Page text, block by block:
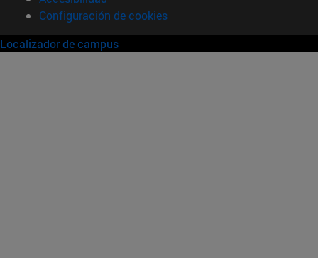
Configuración de cookies
Localizador de campus